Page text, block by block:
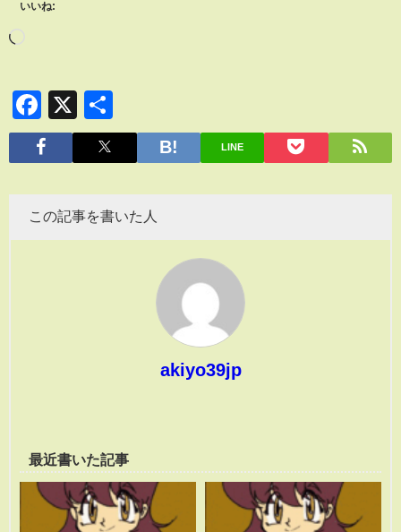
いいね:
Facebook
X
有
LINE
この記事を書いた人
akiyo39jp
最近書いた記事